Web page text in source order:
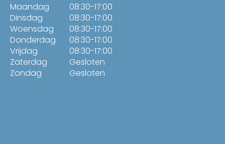
Maandag
Dinsdag
Woensdag
Donderdag
Vrijdag
Zaterdag
Zondag
08:30-17:00
08:30-17:00
08:30-17:00
08:30-17:00
08:30-17:00
Gesloten
Gesloten